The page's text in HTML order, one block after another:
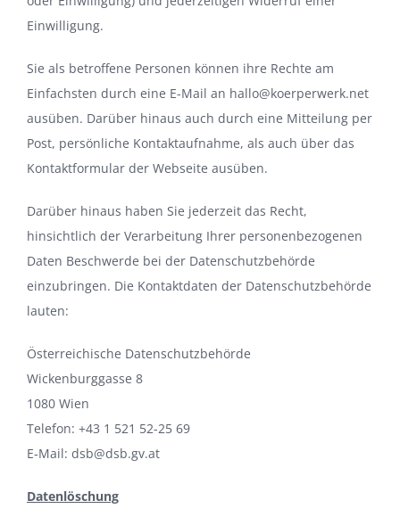
Einwilligung.
Sie als betroffene Personen können ihre Rechte am
Einfachsten durch eine E-Mail an hallo@koerperwerk.net
ausüben. Darüber hinaus auch durch eine Mitteilung per
Post, persönliche Kontaktaufnahme, als auch über das
Kontaktformular der Webseite ausüben.
Darüber hinaus haben Sie jederzeit das Recht,
hinsichtlich der Verarbeitung Ihrer personenbezogenen
Daten Beschwerde bei der Datenschutzbehörde
einzubringen. Die Kontaktdaten der Datenschutzbehörde
lauten:
Österreichische Datenschutzbehörde
Wickenburggasse 8
1080 Wien
Telefon: +43 1 521 52-25 69
E‑Mail: dsb@dsb.gv.at
Datenlöschung